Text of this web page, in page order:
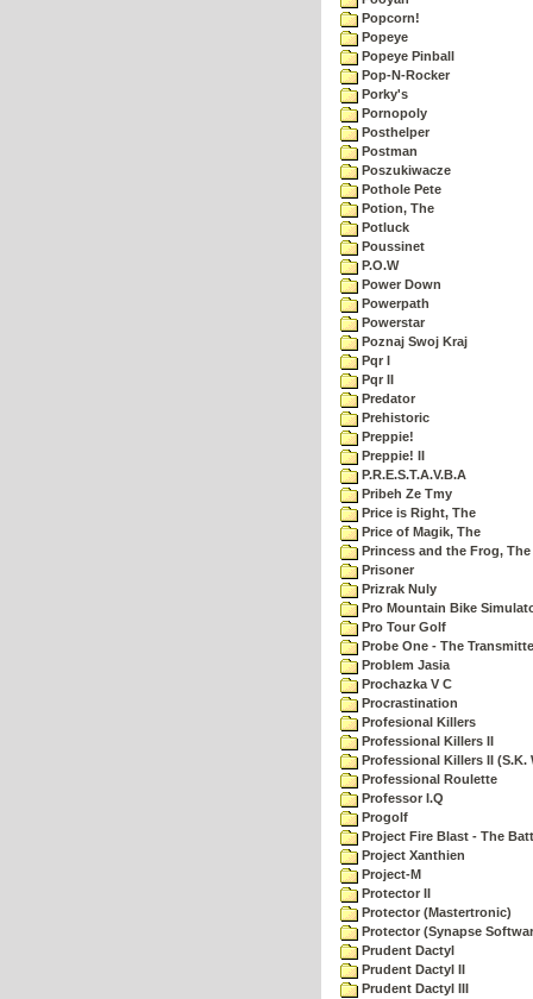
Popcorn!
Popeye
Popeye Pinball
Pop-N-Rocker
Porky's
Pornopoly
Posthelper
Postman
Poszukiwacze
Pothole Pete
Potion, The
Potluck
Poussinet
P.O.W
Power Down
Powerpath
Powerstar
Poznaj Swoj Kraj
Pqr I
Pqr II
Predator
Prehistoric
Preppie!
Preppie! II
P.R.E.S.T.A.V.B.A
Pribeh Ze Tmy
Price is Right, The
Price of Magik, The
Princess and the Frog, The
Prisoner
Prizrak Nuly
Pro Mountain Bike
Pro Tour Golf
Probe One - The
Problem Jasia
Prochazka V C
Procrastination
Profesional Killers
Professional Killers II
Professional Killers II (S.K.
Professional Roulette
Professor I.Q
Progolf
Project Fire Blast - The
Project Xanthien
Project-M
Protector II
Protector (Mastertronic)
Protector (Synapse
Prudent Dactyl
Prudent Dactyl II
Prudent Dactyl III